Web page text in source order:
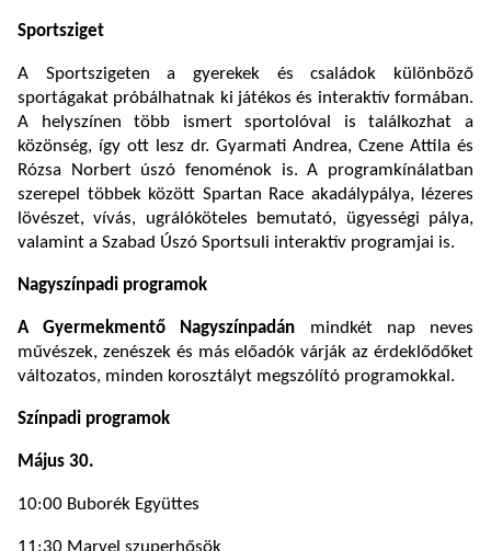
Sportsziget
A Sportszigeten a gyerekek és családok különböző
sportágakat próbálhatnak ki játékos és interaktív formában.
A helyszínen több ismert sportolóval is találkozhat a
közönség, így ott lesz dr. Gyarmati Andrea, Czene Attila és
Rózsa Norbert úszó fenoménok is. A programkínálatban
szerepel többek között Spartan Race akadálypálya, lézeres
lövészet, vívás, ugrálóköteles bemutató, ügyességi pálya,
valamint a Szabad Úszó Sportsuli interaktív programjai is.
Nagyszínpadi programok
A Gyermekmentő Nagyszínpadán mindkét nap neves
művészek, zenészek és más előadók várják az érdeklődőket
változatos, minden korosztályt megszólító programokkal.
Színpadi programok
Május 30.
10:00 Buborék Együttes